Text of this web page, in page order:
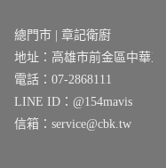
總門市 | 章記衛廚
地址：高雄市前金區中華三
電話：07-2868111
LINE ID：@154mavis
信箱：service@cbk.tw